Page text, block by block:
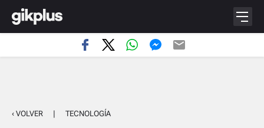
‹ VOLVER | TECNOLOGÍA